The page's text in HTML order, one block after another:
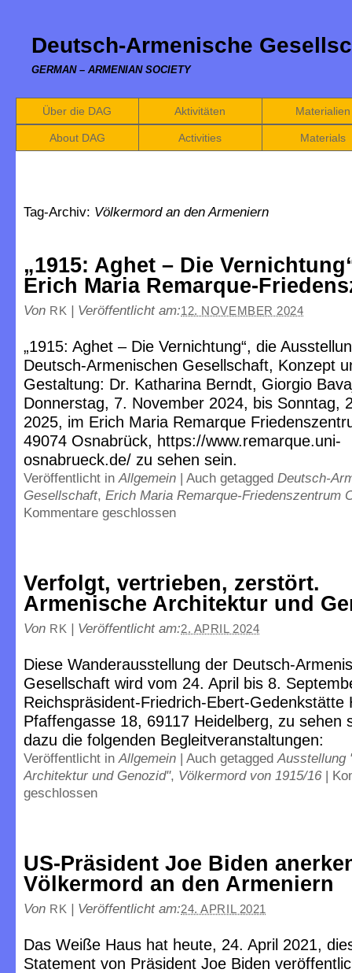
Deutsch-Armenische
GERMAN – ARMENIAN SOCIETY
Über die DAG Aktivitäten Materialien
About DAG Activities Materials
Tag-Archiv: Völkermord an den Armeniern
„1915: Aghet – Die
Erich Maria Remarque-
Von RK | Veröffentlicht am:12. NOVEMBER 2024
„1915: Aghet – Die Vernichtung“, die
Deutsch-Armenischen Gesellschaft, Konzept
Gestaltung: Dr. Katharina Berndt, Giorgio
Donnerstag, 7. November 2024, bis Sonntag,
2025, im Erich Maria Remarque
49074 Osnabrück, https://www.remarque.uni-
osnabrueck.de/ zu sehen sein.
Veröffentlicht inAllgemein | Auch getagged Deutsch-
Gesellschaft, Erich Maria Remarque-Friedenszentrum
Kommentare geschlossen
Verfolgt, vertrieben, zerstört.
Armenische Architektur und
Von RK | Veröffentlicht am:2. APRIL 2024
Diese Wanderausstellung der Deutsch-
Gesellschaft wird vom 24. April bis 8.
Reichspräsident-Friedrich-Ebert-Gedenkstätte
Pfaffengasse 18, 69117 Heidelberg, zu sehen
dazu die folgenden Begleitveranstaltungen:
Veröffentlicht inAllgemein | Auch getaggedAusstellung
Architektur und Genozid", Völkermord von 1915/16 |
geschlossen
US-Präsident Joe Biden
Völkermord an den Armeniern
Von RK | Veröffentlicht am:24. APRIL 2021
Das Weiße Haus hat heute, 24. April 2021,
Statement von Präsident Joe Biden